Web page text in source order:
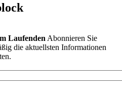
Laufenden Abonnieren Sie
die aktuellsten Informationen